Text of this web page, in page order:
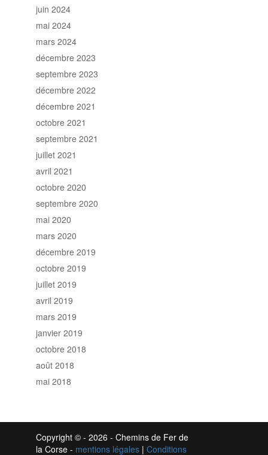
juin 2024
mai 2024
mars 2024
décembre 2023
septembre 2023
décembre 2022
décembre 2021
octobre 2021
septembre 2021
juillet 2021
avril 2021
octobre 2020
septembre 2020
mai 2020
mars 2020
décembre 2019
octobre 2019
juillet 2019
avril 2019
mars 2019
janvier 2019
octobre 2018
août 2018
mai 2018
Copyright © - 2026 - Chemins de Fer de
la Corse - mentions légales| Conditions